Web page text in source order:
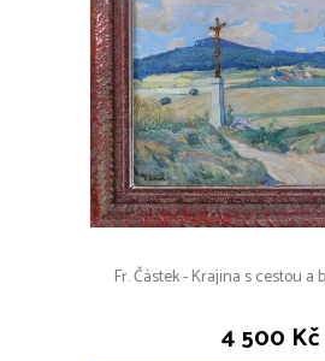
Fr. Částek - Krajina s cestou
4 500 Kč